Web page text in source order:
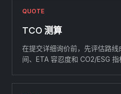
QUOTE
TCO 测算
在提交详细询价前，先评估路线
间、ETA 容忍度和 CO2/ESG 指